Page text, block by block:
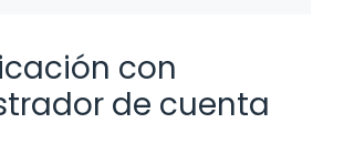
con
de cuenta